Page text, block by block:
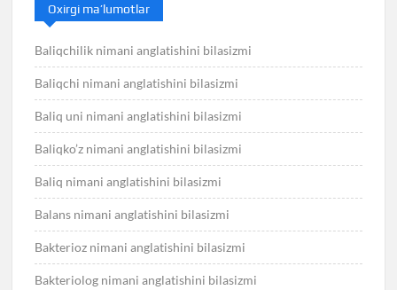
Oxirgi ma’lumotlar
Baliqchilik nimani anglatishini bilasizmi
Baliqchi nimani anglatishini bilasizmi
Baliq uni nimani anglatishini bilasizmi
Baliqko’z nimani anglatishini bilasizmi
Baliq nimani anglatishini bilasizmi
Balans nimani anglatishini bilasizmi
Bakterioz nimani anglatishini bilasizmi
Bakteriolog nimani anglatishini bilasizmi